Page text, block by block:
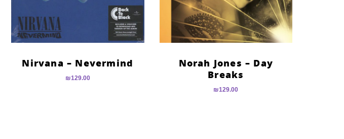
Norah Jones – Day
Breaks
₪129.00
Nirvana – Nevermind
₪129.00